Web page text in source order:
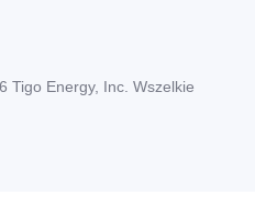
Energy, Inc. Wszelkie